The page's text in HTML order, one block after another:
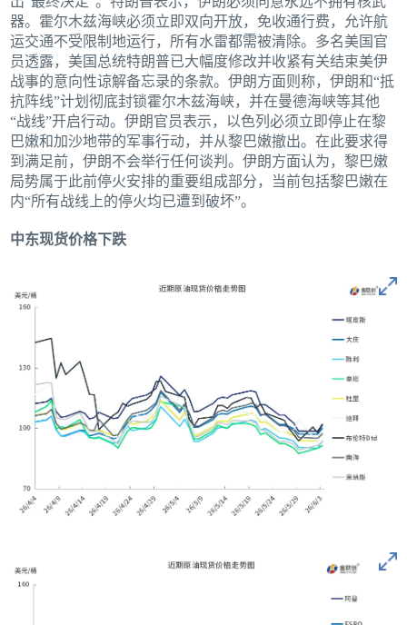
器。霍尔木兹海峡必须立即双向开放，免收通行费，允许航
运交通不受限制地运行，所有水雷都需被清除。多名美国官
员透露，美国总统特朗普已大幅度修改并收紧有关结束美伊
战事的意向性谅解备忘录的条款。伊朗方面则称，伊朗和“抵
抗阵线”计划彻底封锁霍尔木兹海峡，并在曼德海峡等其他
“战线”开启行动。伊朗官员表示，以色列必须立即停止在黎
巴嫩和加沙地带的军事行动，并从黎巴嫩撤出。在此要求得
到满足前，伊朗不会举行任何谈判。伊朗方面认为，黎巴嫩
局势属于此前停火安排的重要组成部分，当前包括黎巴嫩在
内“所有战线上的停火均已遭到破坏”。
中东现货价格下跌